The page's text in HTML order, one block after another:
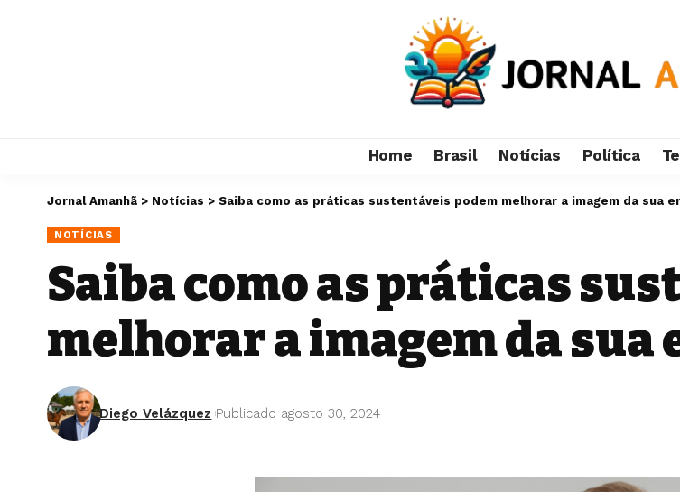
Home Brasil Notícias Política
Jornal Amanhã > Notícias > Saiba como as práticas sustentáveis podem melhorar a imagem da sua
NOTÍCIAS
Saiba como as práticas
melhorar a imagem da sua
Diego Velázquez Publicado agosto 30, 2024